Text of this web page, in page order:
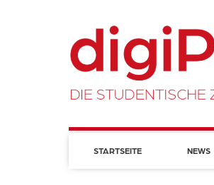
STARTSEITE NEWS